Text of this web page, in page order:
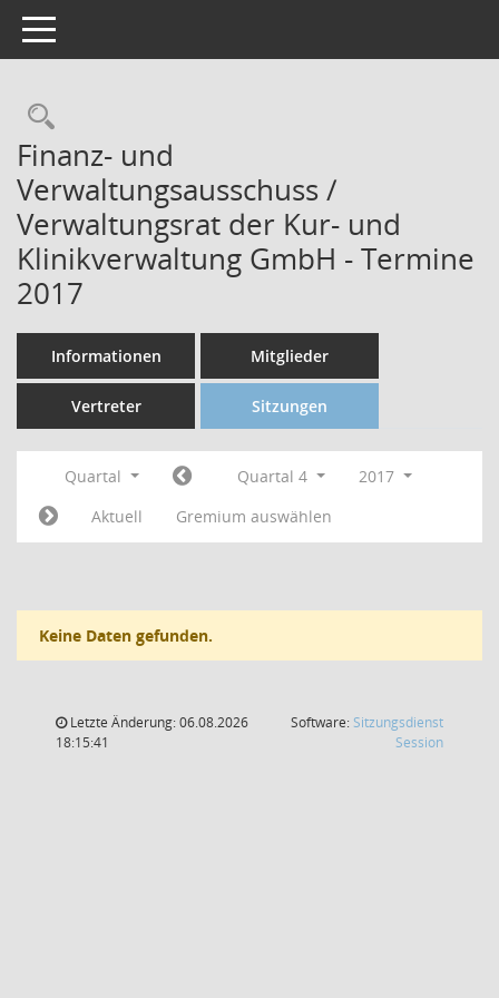
Toggle navigation
Finanz- und
Verwaltungsausschuss /
Verwaltungsrat der Kur- und
Klinikverwaltung GmbH - Termine
2017
Informationen Mitglieder
Vertreter Sitzungen
Quartal Quartal 4
2017
Aktuell
Gremium auswählen
Keine Daten gefunden.
Letzte Änderung: 06.08.2026
18:15:41
Software: Sitzungsdienst
Session(Wird in